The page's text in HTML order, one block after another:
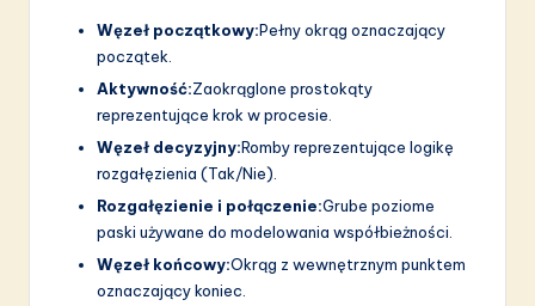
Węzeł początkowy:Pełny okrąg oznaczający
początek.
Aktywność:Zaokrąglone prostokąty
reprezentujące krok w procesie.
Węzeł decyzyjny:Romby reprezentujące logikę
rozgałęzienia (Tak/Nie).
Rozgałęzienie i połączenie:Grube poziome
paski używane do modelowania współbieżności.
Węzeł końcowy:Okrąg z wewnętrznym punktem
oznaczający koniec.